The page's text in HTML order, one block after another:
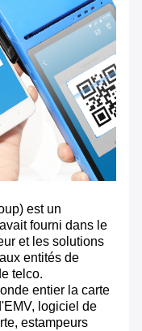
est un
fourni dans le
et les solutions
entités de
telco.
entier la carte
logiciel de
estampeurs